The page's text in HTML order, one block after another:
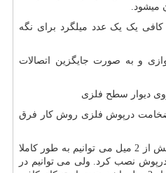
میشود.
کافی یک یک عدد میلگرد برای نگه
و به صورت جایگزین اتصالات
ضخامت درپوش فلزی روش کار فرق
برای درپوش فلزی با ضخامت بیش از 2 میل می توانیم به طور کاملا
نصب کرد. ولی می توانیم در